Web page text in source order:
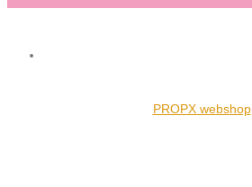
PROPX webshop